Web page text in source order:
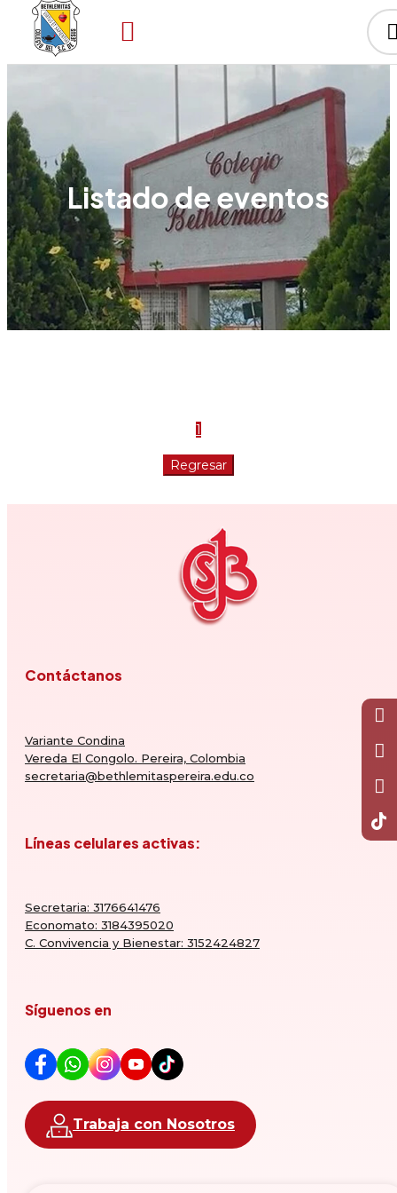
Listado de eventos
1
Contáctanos
Variante Condina
Vereda El Congolo. Pereira, Colombia
secretaria@bethlemitaspereira.edu.co
Líneas celulares activas:
Secretaria: 3176641476
Economato: 3184395020
C. Convivencia y Bienestar: 3152424827
Síguenos en
Trabaja con Nosotros